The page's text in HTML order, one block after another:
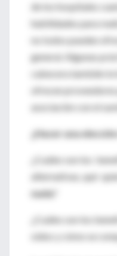
de los hospitales
habilidades para
no todos pueden
general. Algunas
cabecera también lo
ofrecen
asociación con el
¿Hacer una
¿Cuáles son los
alternativas, qué
nada
¿Cuáles son los
oídos y cómo se